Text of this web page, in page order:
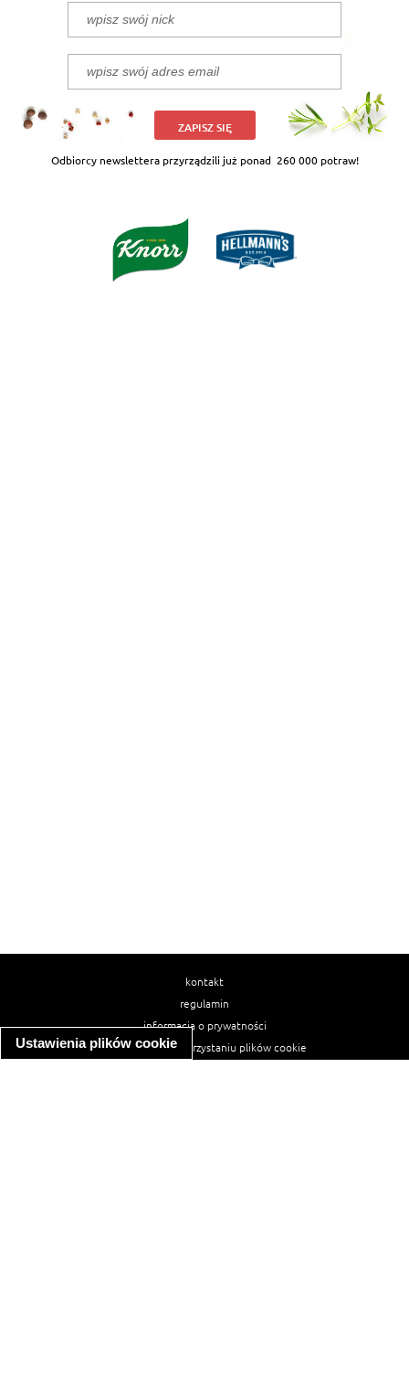
Ustawienia plików cookie
ZAPISZ SIĘ
Odbiorcy newslettera przyrządzili już ponad 260 000 potraw!
kontakt
regulamin
informacja o prywatności
informacja o wykorzystaniu plików cookie